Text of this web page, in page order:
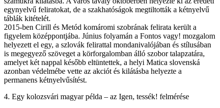
egynyelvű feliratokat, de a szakhatóságok megtiltották a kétnyelvű
táblák kitételét.
2015-ben Cirill és Metód komáromi szobrának felirata került a
figyelem középpontjába. Június folyamán a Fontos vagy! mozgalom
helyezett el egy, a szlovák felirattal mondanivalójában és stílusában
is megegyező szöveget a körforgalomban álló szobor talapzatára,
amelyet két nappal később eltüntettek, a helyi Matica slovenská
azonban védelmébe vette az akciót és kilátásba helyezte a
permanens kétnyelvűsítést.
4. Egy kolozsvári magyar példa – az Igen, tessék! felmérése